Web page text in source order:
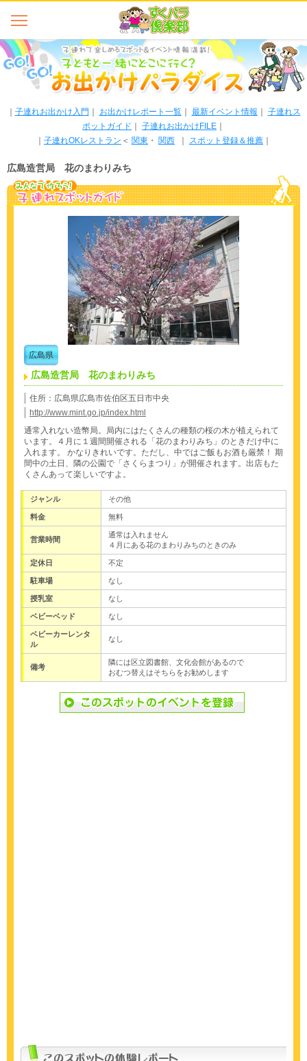
子連れお出かけ入門 お出かけレポート一覧｜ 最新イベント情報
子連れス
ポットガイド
子連れお出かけFILE
子連れOKレストラン ＜ 関東 ・ 関西 スポット登録＆推薦
広島造営局 花のまわりみち
広島県
広島造営局 花のまわりみち
住所：広島県広島市佐伯区五日市中央
http://www.mint.go.jp/index.html
通常入れない造幣局。局内にはたくさんの種類の桜の木が植えられて
います。４月に１週間開催される「花のまわりみち」のときだけ中に
入れます。
かなりきれいです。ただし、中ではご飯もお酒も厳禁！ 期
間中の土日、隣の公園で「さくらまつり」が開催されます。出店もた
くさんあって楽しいですよ。
ジャンル その他
料金 無料
営業時間
通常は入れません
４月にある花のまわりみちのときのみ
定休日 不定
駐車場 なし
授乳室 なし
ベビーベッド なし
ベビーカーレンタ
ル
なし
備考
隣には区立図書館、文化会館があるので
おむつ替えはそちらをお勧めします